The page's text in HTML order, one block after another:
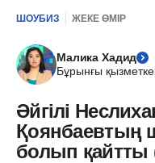
ШОУБИЗ ЖЕКЕ ӨМІР
Малика Хадид
Бұрынғы
Әйгілі
Қоянбаевтың
болып қайтты